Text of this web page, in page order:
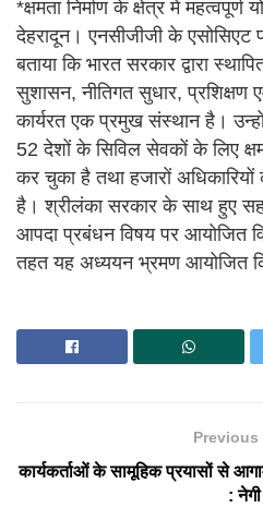
*क्षमता निर्माण के क्षेत्र में महत्वपूर्ण
देहरादून। एनसीजीजी के एसोसिएट
बताया कि भारत सरकार द्वारा
सुशासन, नीतिगत सुधार, प्रशिक्षण
कार्यरत एक प्रमुख संस्थान है।
52 देशों के सिविल सेवकों के लिए
कर चुका है तथा हजारों
है। श्रीलंका सरकार के साथ हुए
आपदा प्रबंधन विषय पर आयोजित
तहत यह अध्ययन भ्रमण आयोजित
Previous
कार्यकर्ताओं के सामूहिक प्रयासों से
: नेगी